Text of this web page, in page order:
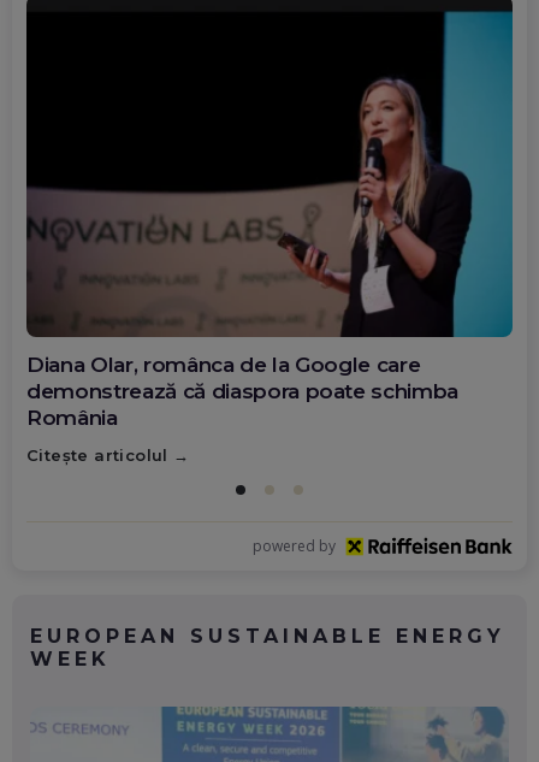
Diana Olar, românca de la Google care
demonstrează că diaspora poate schimba
România
Citește articolul
powered by
EUROPEAN SUSTAINABLE ENERGY
WEEK